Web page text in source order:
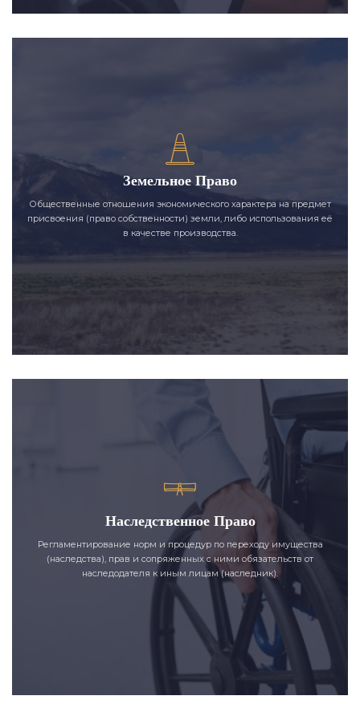
Земельное Право
Общественные отношения экономического характера на предмет
присвоения (право собственности) земли, либо использования её
в качестве производства.
Наследственное Право
Регламентирование норм и процедур по переходу имущества
(наследства), прав и сопряженных с ними обязательств от
наследодателя к иным лицам (наследник).